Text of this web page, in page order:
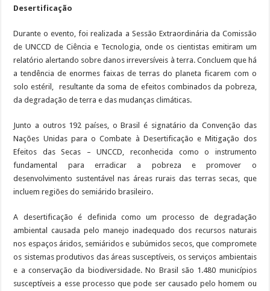
Desertificação
Durante o evento, foi realizada a Sessão Extraordinária da Comissão
de UNCCD de Ciência e Tecnologia, onde os cientistas emitiram um
relatório alertando sobre danos irreversíveis à terra. Concluem que há
a tendência de enormes faixas de terras do planeta ficarem com o
solo estéril, resultante da soma de efeitos combinados da pobreza,
da degradação de terra e das mudanças climáticas.
Junto a outros 192 países, o Brasil é signatário da Convenção das
Nações Unidas para o Combate à Desertificação e Mitigação dos
Efeitos das Secas – UNCCD, reconhecida como o instrumento
fundamental para erradicar a pobreza e promover o
desenvolvimento sustentável nas áreas rurais das terras secas, que
incluem regiões do semiárido brasileiro.
A desertificação é definida como um processo de degradação
ambiental causada pelo manejo inadequado dos recursos naturais
nos espaços áridos, semiáridos e subúmidos secos, que compromete
os sistemas produtivos das áreas susceptíveis, os serviços ambientais
e a conservação da biodiversidade. No Brasil são 1.480 municípios
susceptíveis a esse processo que pode ser causado pelo homem ou